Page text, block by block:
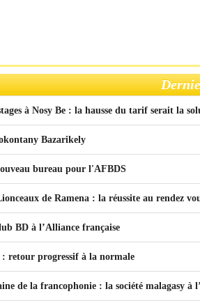
à Nosy Be : la hausse du tarif serait la
Bazarikely
bureau pour l'AFBDS
de Ramena : la réussite au rendez
BD à l’Alliance française
: retour progressif à la normale
de la francophonie : la société malagasy à